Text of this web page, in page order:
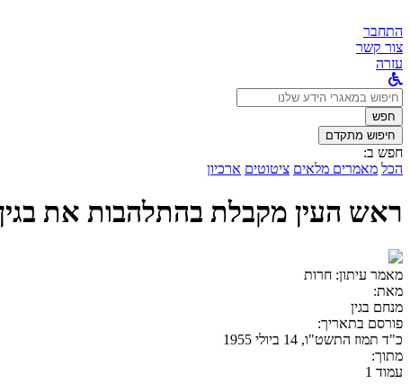
התחבר
צור קשר
עזרה
לחפש
ב:חפש
חיפוש מתקדם
חפש ב:
הכל מאמרים מלאים ציטוטים ארכיון
ראש העין מקבלת בהתלהבות את
מאמר עיתון: חרות
מאת:
מנחם בגין
פורסם בתאריך:
כ"ד תמוז התשט"ו, 14 ביולי 1955
מתוך:
עמוד 1